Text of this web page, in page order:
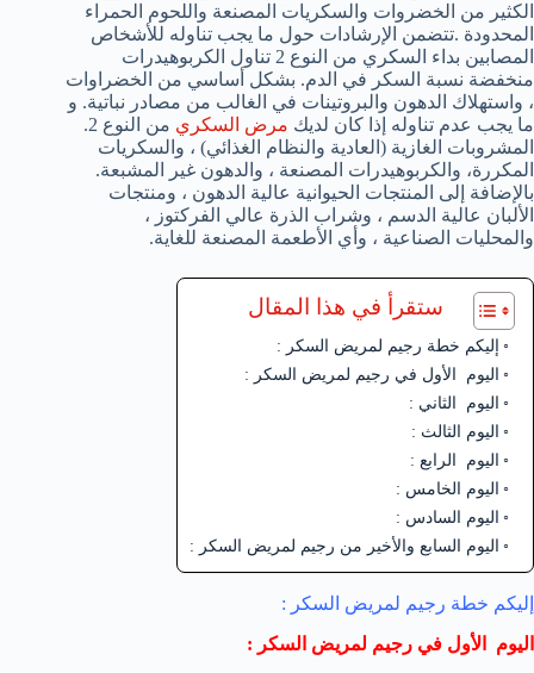
الكثير من الخضروات والسكريات المصنعة واللحوم الحمراء
المحدودة .تتضمن الإرشادات حول ما يجب تناوله للأشخاص
المصابين بداء السكري من النوع 2 تناول الكربوهيدرات
منخفضة نسبة السكر في الدم. بشكل أساسي من الخضراوات
، واستهلاك الدهون والبروتينات في الغالب من مصادر نباتية. و
ما يجب عدم تناوله إذا كان لديك مرض السكري
من النوع 2.
المشروبات الغازية (العادية والنظام الغذائي) ، والسكريات
المكررة، والكربوهيدرات المصنعة ، والدهون غير المشبعة.
بالإضافة إلى المنتجات الحيوانية عالية الدهون ، ومنتجات
الألبان عالية الدسم ، وشراب الذرة عالي الفركتوز ،
والمحليات الصناعية ، وأي الأطعمة المصنعة للغاية.
ستقرأ في هذا المقال
إليكم خطة رجيم لمريض السكر :
اليوم الأول في رجيم لمريض السكر :
اليوم الثاني :
اليوم الثالث :
اليوم الرابع :
اليوم الخامس :
اليوم السادس :
اليوم السابع والأخير من رجيم لمريض السكر :
إليكم خطة رجيم لمريض السكر :
اليوم الأول في رجيم لمريض السكر :